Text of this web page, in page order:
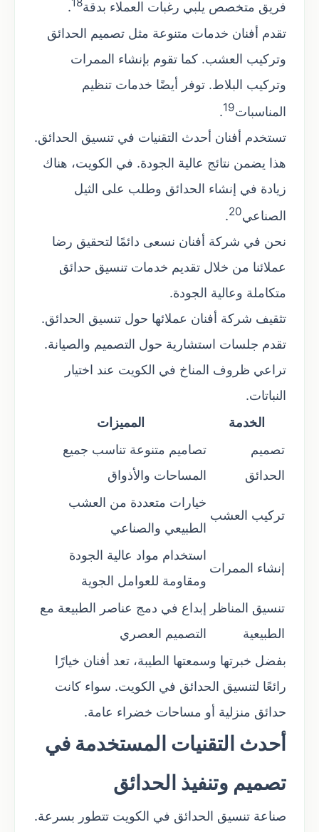
فريق متخصص يلبي رغبات العملاء بدقة18
.
تقدم أفنان خدمات متنوعة مثل تصميم الحدائق
وتركيب العشب. كما تقوم بإنشاء الممرات
وتركيب البلاط. توفر أيضًا خدمات تنظيم
المناسبات19
.
تستخدم أفنان أحدث التقنيات في تنسيق الحدائق.
هذا يضمن نتائج عالية الجودة. في الكويت، هناك
زيادة في إنشاء الحدائق وطلب على الثيل
الصناعي20
.
نحن في شركة أفنان نسعى دائمًا لتحقيق رضا
عملائنا من خلال تقديم خدمات تنسيق حدائق
متكاملة وعالية الجودة.
تثقيف شركة أفنان عملائها حول تنسيق الحدائق.
تقدم جلسات استشارية حول التصميم والصيانة.
تراعي ظروف المناخ في الكويت عند اختيار
النباتات.
الخدمة
المميزات
تصميم
الحدائق
تصاميم متنوعة تناسب جميع
المساحات والأذواق
تركيب العشب
خيارات متعددة من العشب
الطبيعي والصناعي
إنشاء الممرات
استخدام مواد عالية الجودة
ومقاومة للعوامل الجوية
تنسيق المناظر
الطبيعية
إبداع في دمج عناصر الطبيعة مع
التصميم العصري
بفضل خبرتها وسمعتها الطيبة، تعد أفنان خيارًا
رائعًا لتنسيق الحدائق في الكويت. سواء كانت
حدائق منزلية أو مساحات خضراء عامة.
أحدث التقنيات المستخدمة في
تصميم وتنفيذ الحدائق
صناعة تنسيق الحدائق في الكويت تتطور بسرعة.